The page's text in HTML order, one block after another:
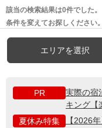
該当の検索結果は0件でした。
条件を変えてお探しください。
エリアを選択
PR
実際の宿
キング【
夏休み特集
【2026